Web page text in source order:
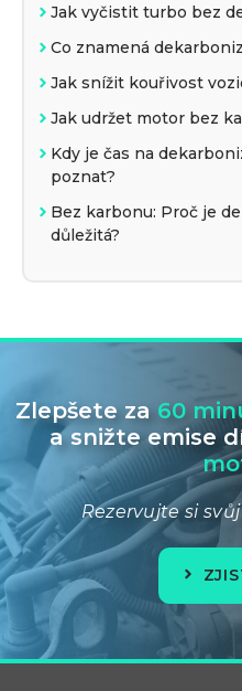
Jak vyčistit turbo bez
Co znamená
Jak snížit kouřivost
Jak udržet motor bez
Kdy je čas na
poznat?
Bez karbonu: Proč je
důležitá?
Zlepšete za 60
a snižte emise
Rezervujte si